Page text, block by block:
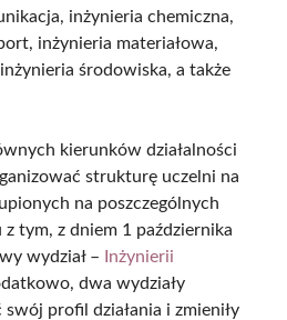
inżynieria chemiczna,
inżynieria materiałowa,
środowiska, a także
kierunków działalności
strukturę uczelni na
na poszczególnych
tym, z dniem 1 października
wydział –
Inżynierii
dwa wydziały
profil działania i zmieniły